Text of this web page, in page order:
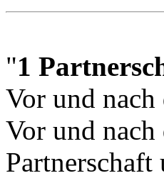
"1
Vor und
Vor und